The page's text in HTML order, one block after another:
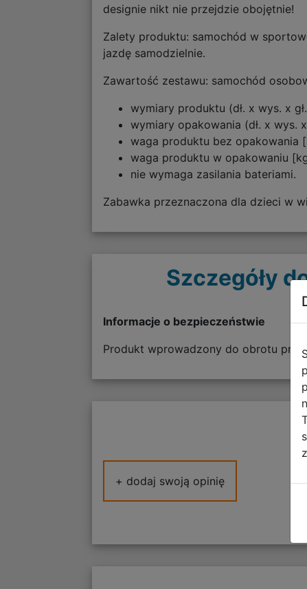
designie nikt nie przejdzie obojętnie!
Zalety produktu: samochód w
jazdę samodzielnie.
Zawartość zestawu: samochód
wymiary produktu (dł. x wys. x
wymiary opakowania (dł. x wys.
waga produktu bez opakowania
waga produktu w opakowaniu
nie wymaga zasilania bateriami.
Zabawka przeznaczona dla dzieci w
Szczegóły
Informacje o bezpieczeństwie
Produkt wprowadzony do obrotu
+ dodaj swoją opinię